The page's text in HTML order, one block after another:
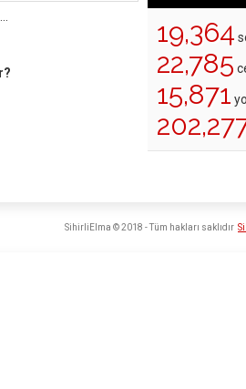
19,364
22,785
15,871
SihirliElma © 2018 - Tüm hakları saklıdır